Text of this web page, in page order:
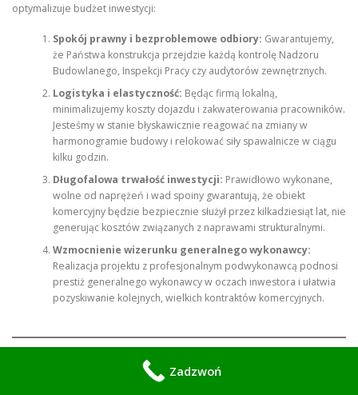
optymalizuje budżet inwestycji:
Spokój prawny i bezproblemowe odbiory: Gwarantujemy,
że Państwa konstrukcja przejdzie każdą kontrolę Nadzoru
Budowlanego, Inspekcji Pracy czy audytorów zewnętrznych.
Logistyka i elastyczność: Będąc firmą lokalną,
minimalizujemy koszty dojazdu i zakwaterowania pracowników.
Jesteśmy w stanie błyskawicznie reagować na zmiany w
harmonogramie budowy i relokować siły spawalnicze w ciągu
kilku godzin.
Długofalowa trwałość inwestycji: Prawidłowo wykonane,
wolne od naprężeń i wad spoiny gwarantują, że obiekt
komercyjny będzie bezpiecznie służył przez kilkadziesiąt lat, nie
generując kosztów związanych z naprawami strukturalnymi.
Wzmocnienie wizerunku generalnego wykonawcy:
Realizacja projektu z profesjonalnym podwykonawcą podnosi
prestiż generalnego wykonawcy w oczach inwestora i ułatwia
pozyskiwanie kolejnych, wielkich kontraktów komercyjnych.
Podsumowanie i zaproszenie do
Zadzwoń